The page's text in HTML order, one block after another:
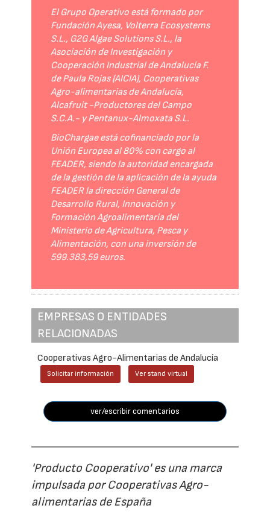
El Grupo Operativo está formado por
Fundación Ayesa, Volterra Ecosystems
S.L., G2G Algae Solutions S.L., la
Asociación de Investigación y
Cooperación Industrial de Andalucía F.
de Paula Rojas (AICIA), Cooperativas
Agro-alimentarias de Andalucía,
Alcafruit -Productores del Campo
S.C.A.- y Pentanux-Almoxata S.L.
BioChargae está cofinanciado por la
Unión Europea al 80% con cargo al
FEADER, siendo la autoridad encargada
de la gestión de la aplicación de la ayuda
FEADER la dirección General de
Desarrollo Rural, Innovación y
Formación Agroalimentaria del
Ministerio de Agricultura, Pesca y
Alimentación, con una inversión de
599.383,59 euros.
EMPRESAS O ENTIDADES
RELACIONADAS
Cooperativas Agro-Alimentarias de Andalucía
Solicitar información Ver stand virtual
ver/escribir comentarios
'Producto Cooperativo' es una marca
impulsada por Cooperativas Agro-
alimentarias de España